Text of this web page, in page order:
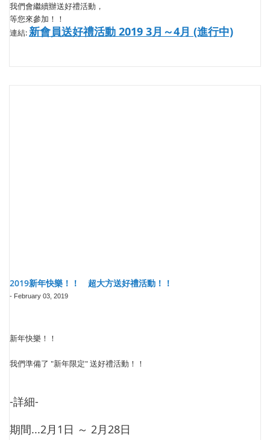
我們會繼續辦送好禮活動，
等您來參加！！
連結:新會員送好禮活動 2019 3月～4月 (進行中)
2019新年快樂！！ 超大方送好禮活動！！
- February 03, 2019
新年快樂！！
我們準備了 "新年限定" 送好禮活動！！
-詳細-
期間...2月1日 ～ 2月28日